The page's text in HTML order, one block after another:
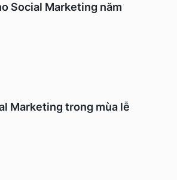
Social Marketing năm
Marketing trong mùa lễ